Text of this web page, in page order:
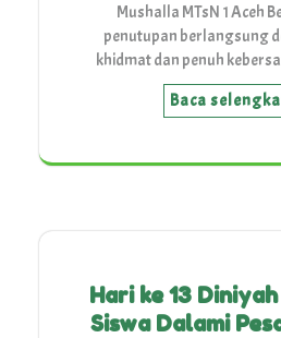
Mushalla MTsN 1 Aceh
penutupan berlangsung
khidmat dan penuh
Baca
Hari ke 13
Siswa Dalami